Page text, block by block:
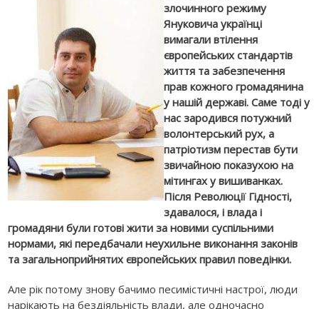
злочинного режиму
Януковича українці
вимагали втілення
європейських стандартів
життя та забезпечення
прав кожного громадянина
у нашій державі. Саме тоді у
нас зародився потужний
волонтерський рух, а
патріотизм перестав бути
звичайною показухою на
мітингах у вишиванках.
Після Революції Гідності,
здавалося, і влада і
громадяни були готові жити за новими суспільними
нормами, які передбачали неухильне виконання законів
та загальноприйнятих європейських правил поведінки.
Але рік потому знову бачимо песимістичні настрої, люди
нарікають на бездіяльність влади, але одночасно